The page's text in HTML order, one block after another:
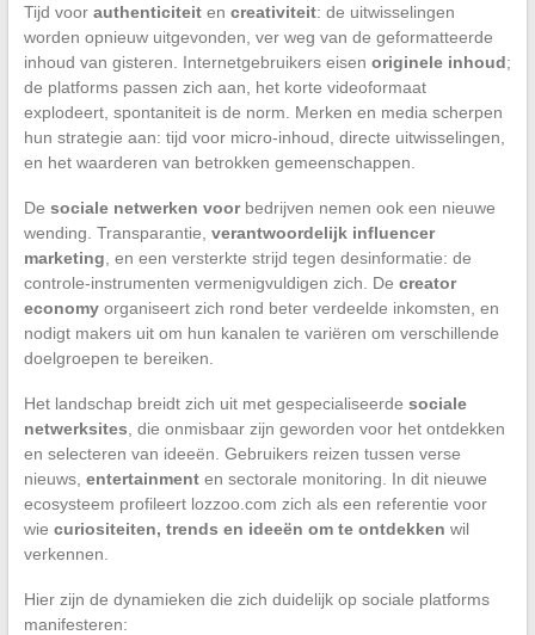
Tijd voor authenticiteiten creativiteit: de uitwisselingen
worden opnieuw uitgevonden, ver weg van de geformatteerde
inhoud van gisteren. Internetgebruikers eisen originele inhoud;
de platforms passen zich aan, het korte videoformaat
explodeert, spontaniteit is de norm. Merken en media scherpen
hun strategie aan: tijd voor micro-inhoud, directe uitwisselingen,
en het waarderen van betrokken gemeenschappen.
De sociale netwerken voorbedrijven nemen ook een nieuwe
wending. Transparantie, verantwoordelijk influencer
marketing , en een versterkte strijd tegen desinformatie: de
controle-instrumenten vermenigvuldigen zich. De creator
economyorganiseert zich rond beter verdeelde inkomsten, en
nodigt makers uit om hun kanalen te variëren om verschillende
doelgroepen te bereiken.
Het landschap breidt zich uit met gespecialiseerde sociale
netwerksites , die onmisbaar zijn geworden voor het ontdekken
en selecteren van ideeën. Gebruikers reizen tussen verse
nieuws, entertainmenten sectorale monitoring. In dit nieuwe
ecosysteem profileert lozzoo.com zich als een referentie voor
wie curiositeiten, trends en ideeën om te ontdekken wil
verkennen.
Hier zijn de dynamieken die zich duidelijk op sociale platforms
manifesteren: